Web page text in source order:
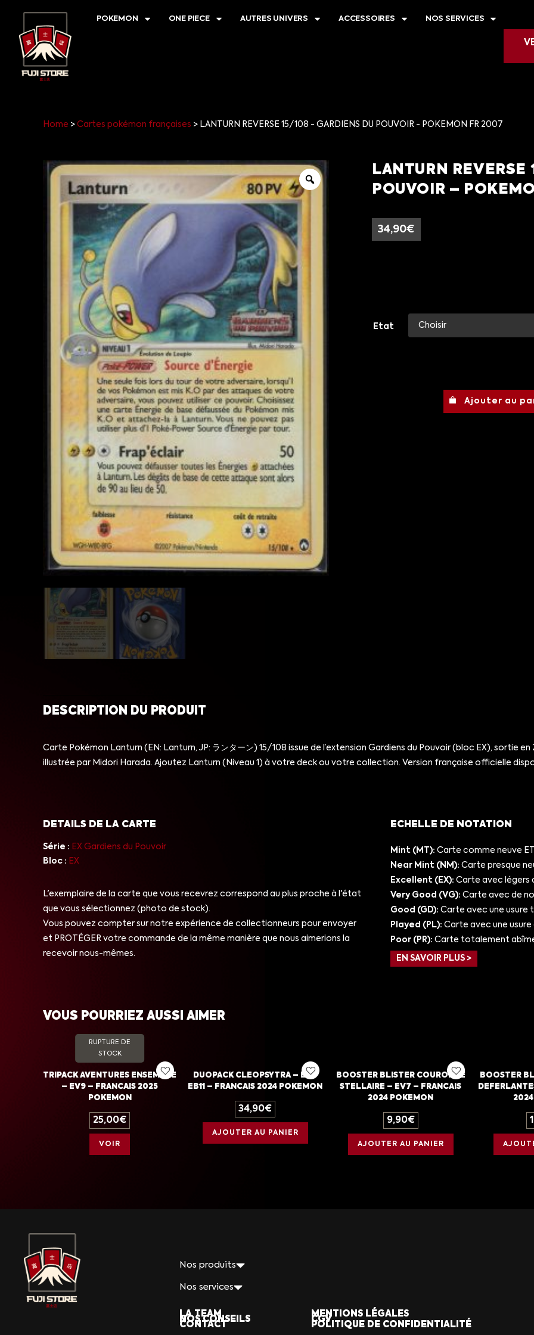
POKEMON ONE PIECE AUTRES UNIVERS ACCESSOIRES NOS SERVICES
Home > Cartes pokémon françaises > LANTURN REVERSE 15/108 - GARDIENS DU POUVOIR - POKEMON FR 2007
LANTURN
POUVOIR –
34,90€
Etat
Ajouter au
DESCRIPTION DU PRODUIT
Carte Pokémon Lanturn (EN: Lanturn, JP: ランターン) 15/108 issue de l’extension Gardiens du Pouvoir (bloc EX),
illustrée par Midori Harada. Ajoutez Lanturn (Niveau 1) à votre deck ou votre collection. Version française officielle
DETAILS DE LA CARTE
Série : EX Gardiens du Pouvoir
Bloc : EX
L'exemplaire de la carte que vous recevrez correspond au plus proche à l'état
que vous sélectionnez (photo de stock).
Vous pouvez compter sur notre expérience de collectionneurs pour envoyer
et PROTÉGER votre commande de la même manière que nous aimerions la
recevoir nous-mêmes.
ECHELLE DE NOTATION
Mint (MT): Carte comme neuve
Near Mint (NM): Carte presque
Excellent (EX): Carte avec légers
Very Good (VG): Carte avec de
Good (GD): Carte avec une usure
Played (PL): Carte avec une
Poor (PR): Carte totalement
EN SAVOIR PLUS >
VOUS POURRIEZ AUSSI AIMER
RUPTURE DE
STOCK
TRIPACK AVENTURES ENSEMBLE
– EV9 – FRANCAIS 2025
POKEMON
25,00€
VOIR
DUOPACK CLEOPSYTRA – EB9
EB11 – FRANCAIS 2024 POKEMON
34,90€
AJOUTER AU PANIER
BOOSTER BLISTER COURONNE
STELLAIRE – EV7 – FRANCAIS
2024 POKEMON
9,90€
AJOUTER AU PANIER
BOOSTER
Nos produits
Nos services
LA TEAM
NOS CONSEILS
CONTACT
MENTIONS LÉGALES
CGV
POLITIQUE DE CONFIDENTIALITÉ